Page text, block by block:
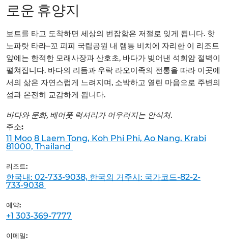
로운 휴양지
보트를 타고 도착하면 세상의 번잡함은 저절로 잊게 됩니다. 핫
노파랏 타라–꼬 피피 국립공원 내 램통 비치에 자리한 이 리조트
앞에는 한적한 모래사장과 산호초, 바다가 빚어낸 석회암 절벽이
펼쳐집니다. 바다의 리듬과 우락 라오이족의 전통을 따라 이곳에
서의 삶은 자연스럽게 느려지며, 소박하고 열린 마음으로 주변의
섬과 온전히 교감하게 됩니다.
바다와 문화, 베어풋 럭셔리가 어우러지는 안식처.
주소:
11 Moo 8 Laem Tong, Koh Phi Phi, Ao Nang, Krabi
81000, Thailand
리조트:
한국내: 02-733-9038, 한국외 거주시: 국가코드-82-2-
733-9038
예약:
+1 303-369-7777
이메일: